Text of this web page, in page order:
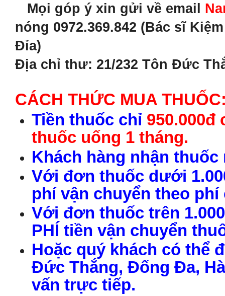
Mọi góp ý xin gửi về email
nóng 0972.369.842 (Bác sĩ
Đỉa)
Địa chỉ thư: 21/232 Tôn Đức
CÁCH THỨC MUA
Tiền thuốc chỉ 950.000đ
thuốc uống 1 tháng.
Khách hàng nhận
Với đơn thuốc dưới
phí vận chuyển theo
Với đơn thuốc trên
PHÍ tiền vận chuyển
Hoặc quý khách có thể
Đức Thắng, Đống Đa,
vấn trực tiếp.